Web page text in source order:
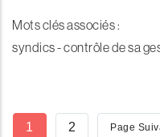
Mots clés associés :
syndics - contrôle de sa
Pagination
Page
1 Page
2 Page
Page